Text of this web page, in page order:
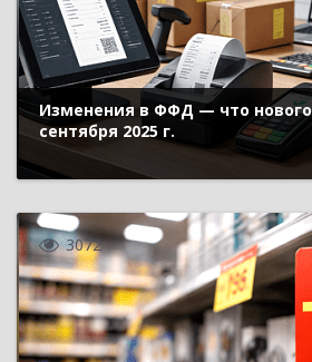
Изменения в ФФД — что нового
сентября 2025 г.
3072